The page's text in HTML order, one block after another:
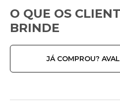
O QUE OS
BRINDE
JÁ COMPROU?